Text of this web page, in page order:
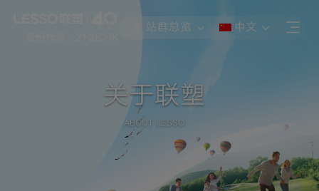
站群总览 中文
关于联塑
ABOUT LESSO